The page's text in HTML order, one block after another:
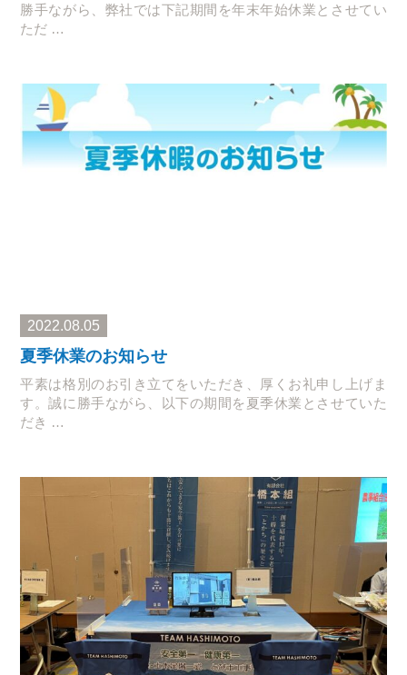
勝手ながら、弊社では下記期間を年末年始休業とさせてい
ただ …
2022.08.05
夏季休業のお知らせ
平素は格別のお引き立てをいただき、厚くお礼申し上げま
す。誠に勝手ながら、以下の期間を夏季休業とさせていた
だき …